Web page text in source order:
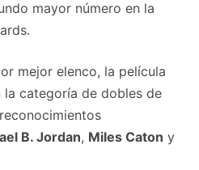
mayor número en la
mejor elenco, la película
categoría de dobles de
B. Jordan, Miles Caton y